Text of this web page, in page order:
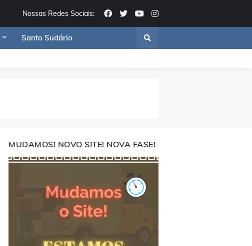
Nossas Redes Sociais:
Santo Sudário
MUDAMOS! NOVO SITE! NOVA FASE!